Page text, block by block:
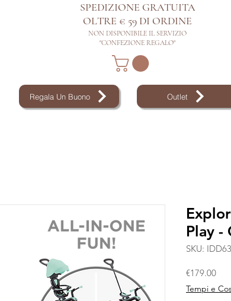
SPEDIZIONE GRATUITA
OLTRE € 59 DI ORDINE​
NON DISPONIBILE IL SERVIZIO
"CONFEZIONE REGALO"
Regala Un Buono Outlet
Play -
SKU:
€179.00Price
Tempi e